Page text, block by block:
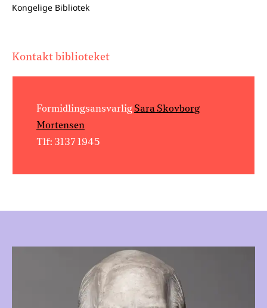
Kongelige Bibliotek
Kontakt biblioteket
Formidlingsansvarlig Sara Skovborg
Mortensen
Tlf: 3137 1945